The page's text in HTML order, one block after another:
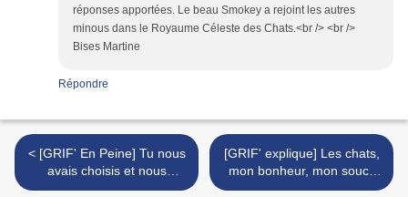
réponses apportées. Le beau Smokey a rejoint les autres
minous dans le Royaume Céleste des Chats.<br /> <br />
Bises Martine
Répondre
< [GRIF' En Peine] Tu nous
avais choisis et nous
t'aimions...
[GRIF' explique] Les chats,
mon bonheur, mon souci,
ma passion, en 15